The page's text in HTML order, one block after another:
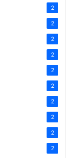
2
2
2
2
2
2
2
2
2
2